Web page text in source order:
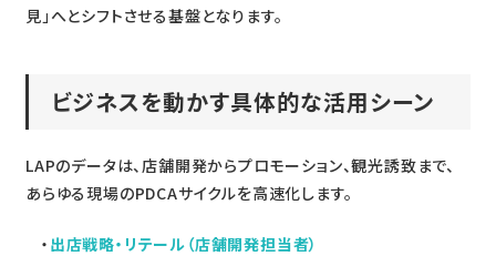
見」へとシフトさせる基盤となります。
ビジネスを動かす具体的な活用シーン
LAPのデータは、店舗開発からプロモーション、観光誘致まで、
あらゆる現場のPDCAサイクルを高速化します。
出店戦略・リテール（店舗開発担当者）